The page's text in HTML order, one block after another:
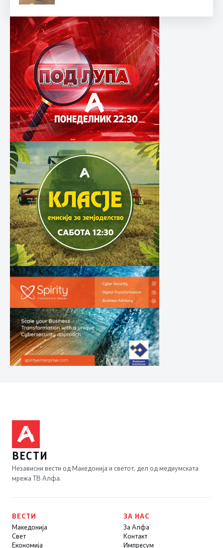
ВЕСТИ
Независни вести од Македонија и светот, дел од медиумската
мрежа ТВ Алфа.
ВЕСТИ
Македонија
Свет
Економија
ЗА НАС
За Алфа
Контакт
Импресум